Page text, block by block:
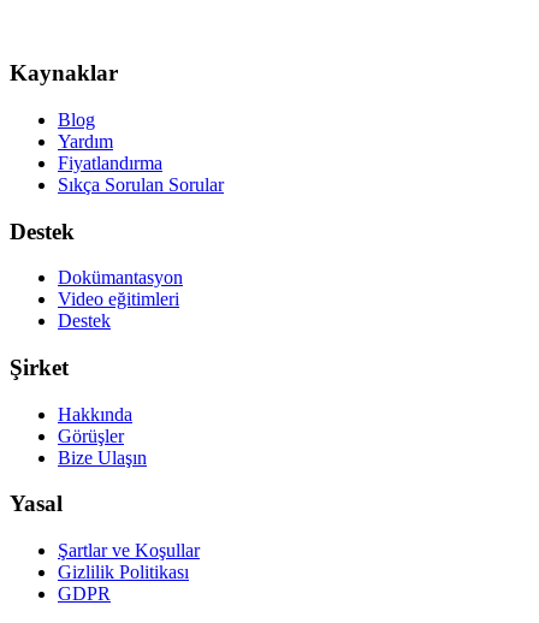
Kaynaklar
Blog
Yardım
Fiyatlandırma
Sıkça Sorulan Sorular
Destek
Dokümantasyon
Video eğitimleri
Destek
Şirket
Hakkında
Görüşler
Bize Ulaşın
Yasal
Şartlar ve Koşullar
Gizlilik Politikası
GDPR